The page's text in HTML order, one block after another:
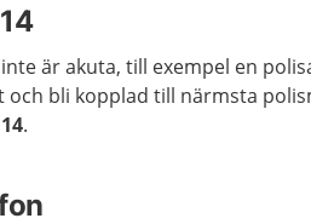
är aku­ta, till ex­em­pel en
och bli kopp­lad till närms­ta
.